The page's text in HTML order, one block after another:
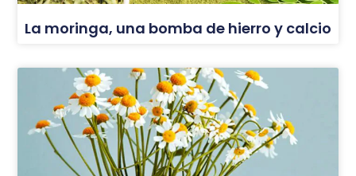
La moringa, una bomba de hierro y calcio